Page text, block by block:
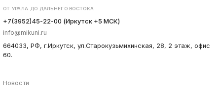
ОТ УРАЛА ДО ДАЛЬНЕГО ВОСТОКА
+7(3952)45-22-00 (Иркутск +5 МСК)
info@mikuni.ru
664033, РФ, г.Иркутск, ул.Старокузьмихинская, 28, 2 этаж, офис
60.
Новости